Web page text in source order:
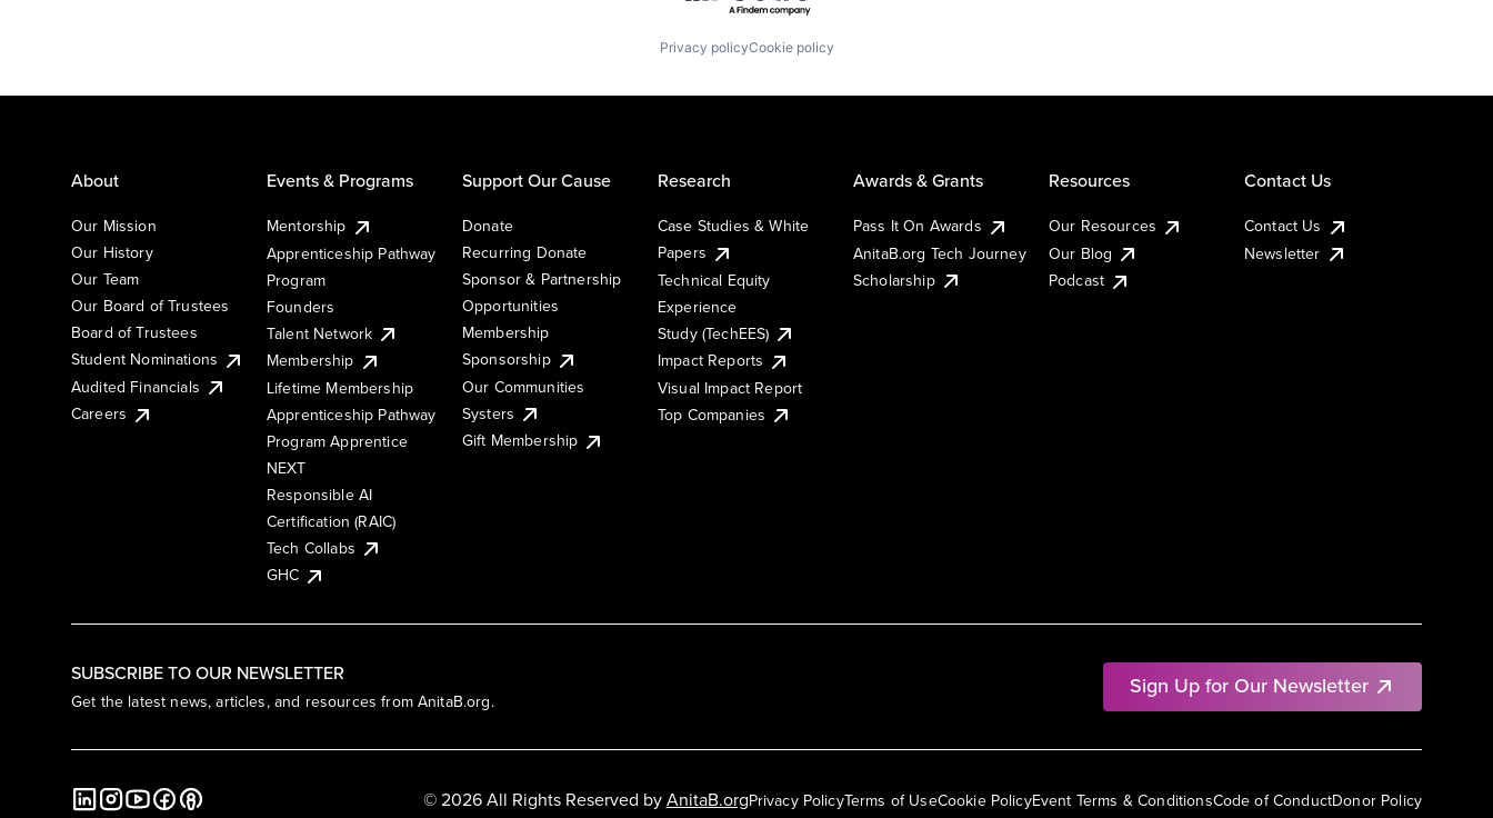
Privacy policyCookie policy
SUBSCRIBE TO OUR NEWSLETTER
Get the latest news, articles, and resources from AnitaB.org.
Sign Up for Our Newsletter
About
Our Mission
Our History
Our Team
Our Board of Trustees
Board of Trustees
Student Nominations
Audited Financials
Careers
Events & Programs
Mentorship
Apprenticeship Pathway
Program
Founders
Talent Network
Membership
Lifetime Membership
Apprenticeship Pathway
Program Apprentice
NEXT
Responsible AI
Certification (RAIC)
Tech Collabs
GHC
Support Our Cause
Donate
Recurring Donate
Sponsor & Partnership
Opportunities
Membership
Sponsorship
Our Communities
Systers
Gift Membership
Research
Case Studies & White
Papers
Technical Equity
Experience
Study (TechEES)
Impact Reports
Visual Impact Report
Top Companies
Awards & Grants
Pass It On Awards
AnitaB.org Tech Journey
Scholarship
Resources
Our Resources
Our Blog
Podcast
Contact Us
Contact Us
Newsletter
Privacy PolicyTerms of UseCookie PolicyEvent Terms & ConditionsCode of ConductDonor Policy
© 2026 All Rights Reserved byAnitaB.org